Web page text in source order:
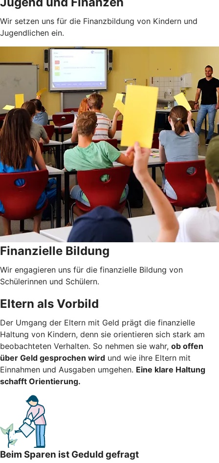
Wir setzen uns für die Finanzbildung von Kindern und
Jugendlichen ein.
Finanzielle Bildung
Wir engagieren uns für die finanzielle Bildung von
Schülerinnen und Schülern.
Eltern als Vorbild
Der Umgang der Eltern mit Geld prägt die finanzielle
Haltung von Kindern, denn sie orientieren sich stark am
beobachteten Verhalten. So nehmen sie wahr, ob offen
über Geld gesprochen wird und wie ihre Eltern mit
Einnahmen und Ausgaben umgehen. Eine klare Haltung
schafft Orientierung.
Beim Sparen ist Geduld gefragt